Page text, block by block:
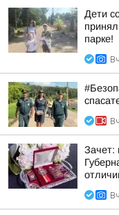
Дети
парке!
Зачет: